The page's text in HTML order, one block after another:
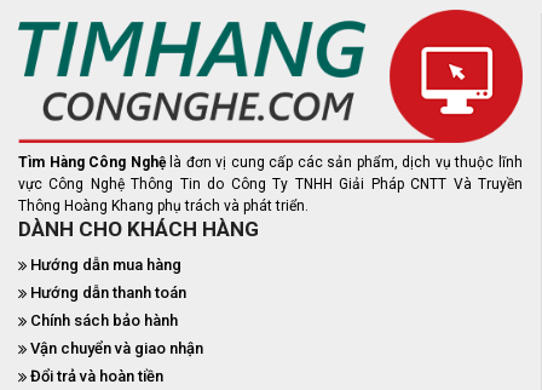
Tìm Hàng Công Nghệ là đơn vị cung cấp các sản phẩm, dịch vụ thuộc lĩnh
vực Công Nghệ Thông Tin do Công Ty TNHH Giải Pháp CNTT Và Truyền
Thông Hoàng Khang phụ trách và phát triển.
DÀNH CHO KHÁCH HÀNG
Hướng dẫn mua hàng
Hướng dẫn thanh toán
Chính sách bảo hành
Vận chuyển và giao nhận
Đổi trả và hoàn tiền